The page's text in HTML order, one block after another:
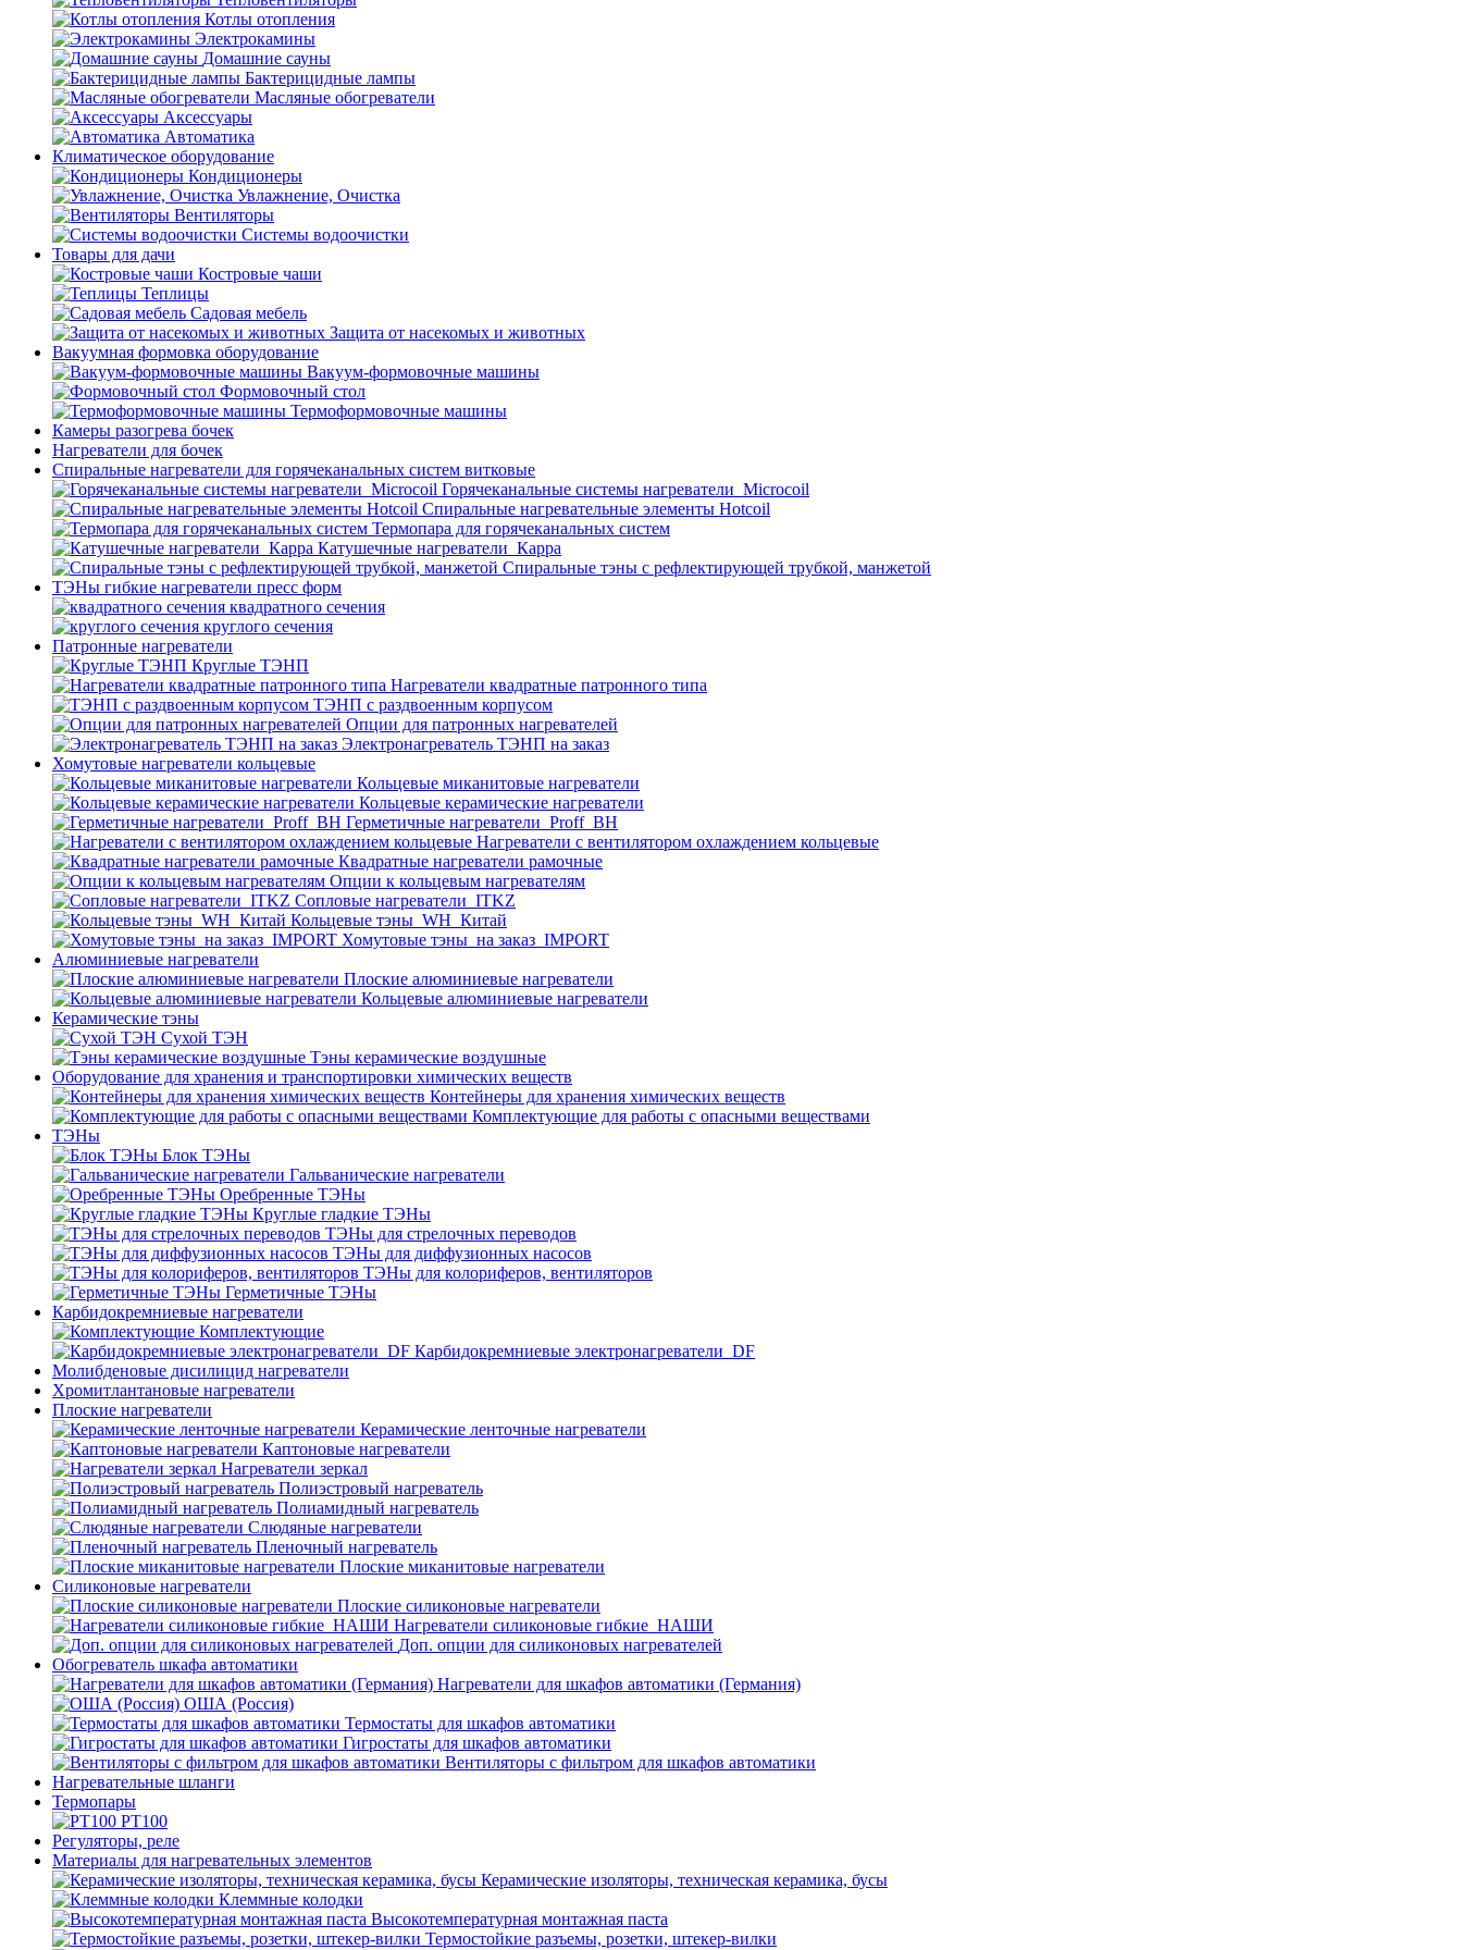
Котлы отопления
Электрокамины
Домашние сауны
Бактерицидные лампы
Масляные обогреватели
Аксессуары
Автоматика
Климатическое оборудование
Кондиционеры
Увлажнение, Очистка
Вентиляторы
Системы водоочистки
Товары для дачи
Костровые чаши
Теплицы
Садовая мебель
Защита от насекомых и животных
Вакуумная формовка оборудование
Вакуум-формовочные машины
Формовочный стол
Термоформовочные машины
Камеры разогрева бочек
Нагреватели для бочек
Спиральные нагреватели для горячеканальных систем витковые
Горячеканальные системы нагреватели_Microcoil
Спиральные нагревательные элементы Hotcoil
Термопара для горячеканальных систем
Катушечные нагреватели_Карра
Спиральные тэны с рефлектирующей трубкой, манжетой
ТЭНы гибкие нагреватели пресс форм
квадратного сечения
круглого сечения
Патронные нагреватели
Круглые ТЭНП
Нагреватели квадратные патронного типа
ТЭНП с раздвоенным корпусом
Опции для патронных нагревателей
Электронагреватель ТЭНП на заказ
Хомутовые нагреватели кольцевые
Кольцевые миканитовые нагреватели
Кольцевые керамические нагреватели
Герметичные нагреватели_Proff_BH
Нагреватели с вентилятором охлаждением кольцевые
Квадратные нагреватели рамочные
Опции к кольцевым нагревателям
Cопловые нагреватели_ITKZ
Кольцевые тэны_WH_Китай
Хомутовые тэны_на заказ_IMPORT
Алюминиевые нагреватели
Плоские алюминиевые нагреватели
Кольцевые алюминиевые нагреватели
Керамические тэны
Сухой ТЭН
Тэны керамические воздушные
Оборудование для хранения и транспортировки химических веществ
Контейнеры для хранения химических веществ
Комплектующие для работы с опасными веществами
ТЭНы
Блок ТЭНы
Гальванические нагреватели
Оребренные ТЭНы
Круглые гладкие ТЭНы
ТЭНы для стрелочных переводов
ТЭНы для диффузионных насосов
ТЭНы для колориферов, вентиляторов
Герметичные ТЭНы
Карбидокремниевые нагреватели
Комплектующие
Карбидокремниевые электронагреватели_DF
Молибденовые дисилицид нагреватели
Хромитлантановые нагреватели
Плоские нагреватели
Керамические ленточные нагреватели
Каптоновые нагреватели
Нагреватели зеркал
Полиэстровый нагреватель
Полиамидный нагреватель
Слюдяные нагреватели
Пленочный нагреватель
Плоские миканитовые нагреватели
Силиконовые нагреватели
Плоские силиконовые нагреватели
Нагреватели силиконовые гибкие_НАШИ
Доп. опции для силиконовых нагревателей
Обогреватель шкафа автоматики
Нагреватели для шкафов автоматики (Германия)
ОША (Россия)
Термостаты для шкафов автоматики
Гигростаты для шкафов автоматики
Вентиляторы с фильтром для шкафов автоматики
Нагревательные шланги
Термопары
PT100
Регуляторы, реле
Материалы для нагревательных элементов
Керамические изоляторы, техническая керамика, бусы
Клеммные колодки
Высокотемпературная монтажная паста
Термостойкие разъемы, розетки, штекер-вилки